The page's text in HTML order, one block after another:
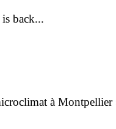
back...
à Montpellier